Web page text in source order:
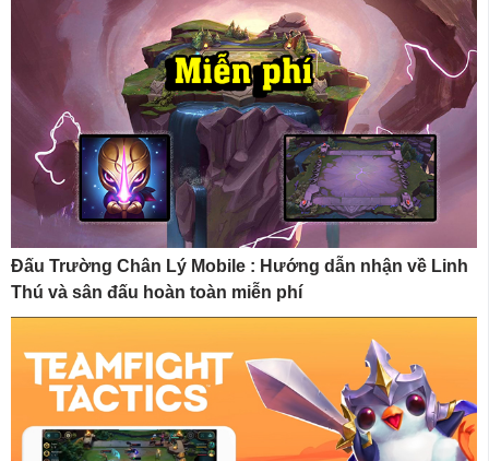
Đấu Trường Chân Lý Mobile : Hướng dẫn nhận về Linh
Thú và sân đấu hoàn toàn miễn phí